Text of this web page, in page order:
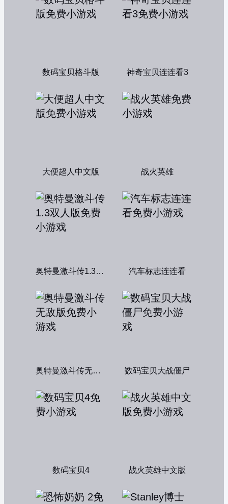
数码宝贝格斗版 神奇宝贝连连看3
大便超人中文版 战火英雄
奥特曼激斗传1.3双人版 汽车标志连连看
奥特曼激斗传无敌版 数码宝贝大战僵尸
数码宝贝4 战火英雄中文版